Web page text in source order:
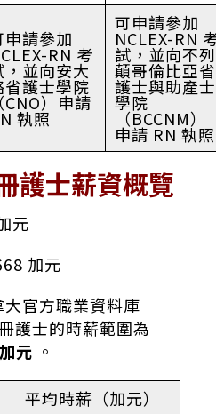
申請參加
RN 考
，並向安大
省護士學院
CNO）申請
執照
可申請參加
NCLEX-RN
試，並向不列
顛哥倫比亞省
護士與助產士
學院
（BCCNM）
申請 RN 執照
護士薪資概覽
元
加元
大官方職業資料庫
護士的時薪範圍為
元 。
平均時薪（加元）